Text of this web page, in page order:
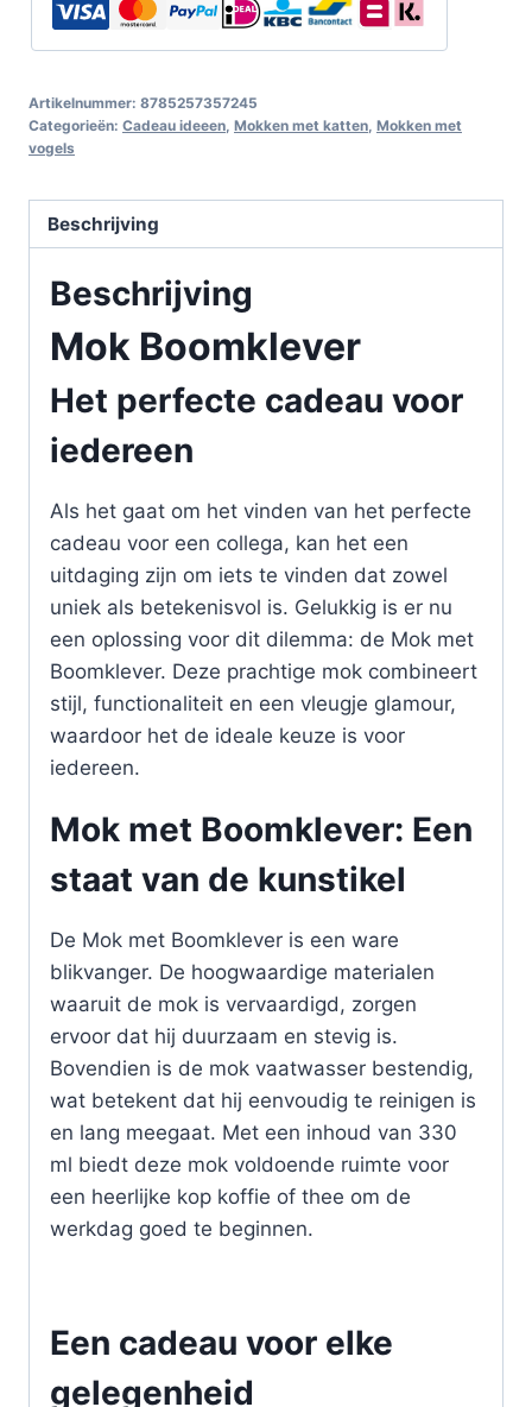
Artikelnummer: 8785257357245
Categorieën: Cadeau ideeen Mokken met katten Mokken met
vogels
Beschrijving
Beschrijving
Mok Boomklever
Het perfecte cadeau voor
iedereen
Als het gaat om het vinden van het perfecte
cadeau voor een collega, kan het een
uitdaging zijn om iets te vinden dat zowel
uniek als betekenisvol is. Gelukkig is er nu
een oplossing voor dit dilemma: de Mok met
Boomklever. Deze prachtige mok combineert
stijl, functionaliteit en een vleugje glamour,
waardoor het de ideale keuze is voor
iedereen.
Mok met Boomklever: Een
staat van de kunstikel
De Mok met Boomklever is een ware
blikvanger. De hoogwaardige materialen
waaruit de mok is vervaardigd, zorgen
ervoor dat hij duurzaam en stevig is.
Bovendien is de mok vaatwasser bestendig,
wat betekent dat hij eenvoudig te reinigen is
en lang meegaat. Met een inhoud van 330
ml biedt deze mok voldoende ruimte voor
een heerlijke kop koffie of thee om de
werkdag goed te beginnen.
Een cadeau voor elke
gelegenheid